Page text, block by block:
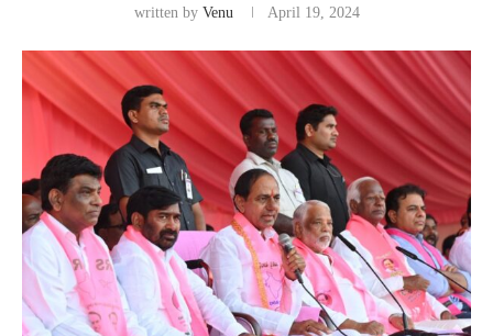
written by Venu April 19, 2024